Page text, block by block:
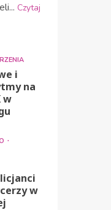
Czytaj
i
na
w
w